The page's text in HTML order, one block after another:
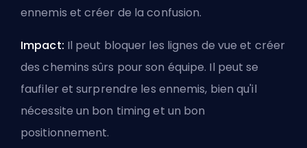
ennemis et créer de la confusion.
Impact: Il peut bloquer les lignes de vue et créer
des chemins sûrs pour son équipe. Il peut se
faufiler et surprendre les ennemis, bien qu'il
nécessite un bon timing et un bon
positionnement.